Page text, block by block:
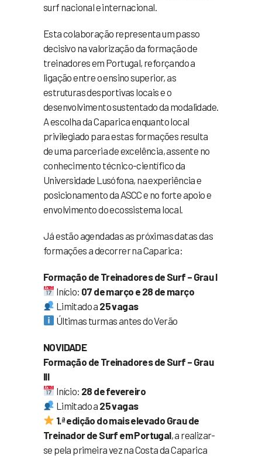
surf nacional e internacional.
Esta colaboração representa um passo
decisivo na valorização da formação de
treinadores em Portugal, reforçando a
ligação entre o ensino superior, as
estruturas desportivas locais e o
desenvolvimento sustentado da modalidade.
A escolha da Caparica enquanto local
privilegiado para estas formações resulta
de uma parceria de excelência, assente no
conhecimento técnico-científico da
Universidade Lusófona, na experiência e
posicionamento da ASCC e no forte apoio e
envolvimento do ecossistema local.
Já estão agendadas as próximas datas das
formações a decorrer na Caparica:
Formação de Treinadores de Surf – Grau I
Início: 07 de março e 28 de março
Limitado a 25 vagas
Últimas turmas antes do Verão
NOVIDADE
Formação de Treinadores de Surf – Grau
III
Início: 28 de fevereiro
Limitado a 25 vagas
1.ª edição do mais elevado Grau de
Treinador de Surf em Portugal, a realizar-
se pela primeira vez na Costa da Caparica